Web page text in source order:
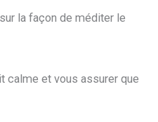
la façon de méditer le
calme et vous assurer que